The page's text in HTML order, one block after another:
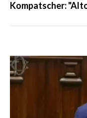
Kompatscher: